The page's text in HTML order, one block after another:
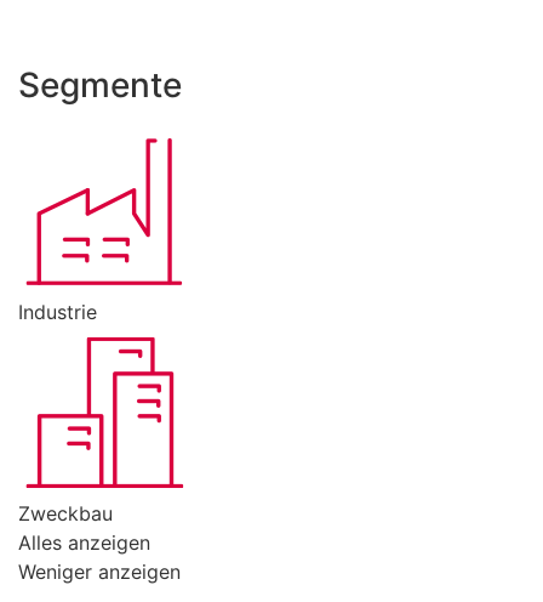
Segmente
Industrie
Zweckbau
Alles anzeigen
Weniger anzeigen